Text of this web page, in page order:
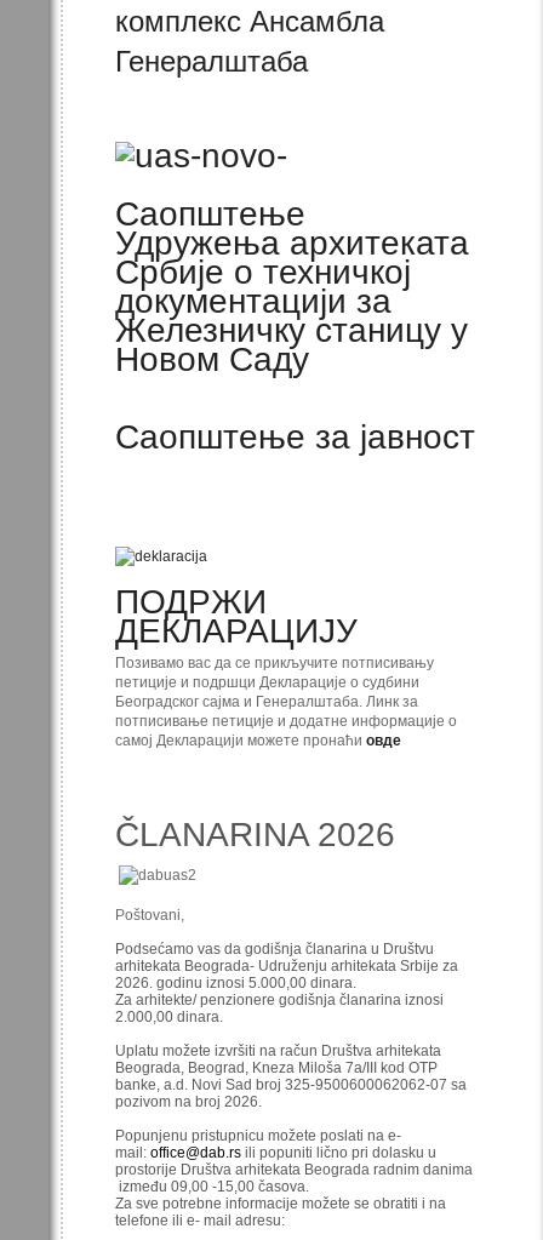
комплекс Ансамбла
Генералштаба
Саопштење
Удружења архитеката
Србије о техничкој
документацији за
Железничку станицу у
Новом Саду
Саопштење за јавност
ПОДРЖИ
ДЕКЛАРАЦИЈУ
Позивамо вас да се прикључите потписивању
петиције и подршци Декларације о судбини
Београдског сајма и Генералштаба. Линк за
потписивање петиције и додатне информације о
самој Декларацији можете пронаћи овде
ČLANARINA 2026
Poštovani,
Podsećamo vas da godišnja članarina u Društvu
arhitekata Beograda- Udruženju arhitekata Srbije za
2026. godinu iznosi 5.000,00 dinara.
Za arhitekte/ penzionere godišnja članarina iznosi
2.000,00 dinara.
Uplatu možete izvršiti na račun Društva arhitekata
Beograda, Beograd, Kneza Miloša 7a/III kod OTP
banke, a.d. Novi Sad broj 325-9500600062062-07 sa
pozivom na broj 2026.
Popunjenu pristupnicu možete poslati na e-
mail: office@dab.rs ili popuniti lično pri dolasku u
prostorije Društva arhitekata Beograda radnim danima
između 09,00 -15,00 časova.
Za sve potrebne informacije možete se obratiti i na
telefone ili e- mail adresu: